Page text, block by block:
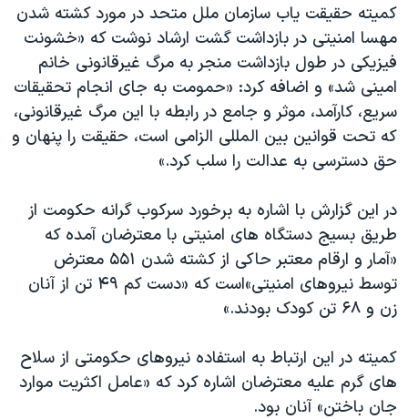
کمیته حقیقت یاب سازمان ملل متحد در مورد کشته شدن
مهسا امنیتی در بازداشت گشت ارشاد نوشت که «خشونت
فیزیکی در طول بازداشت منجر به مرگ غیرقانونی خانم
امینی شد» و اضافه کرد: «حمومت به جای انجام تحقیقات
سریع، کارآمد، موثر و جامع در رابطه با این مرگ غیرقانونی،
که تحت قوانین بین المللی الزامی است، حقیقت را پنهان و
حق دسترسی به عدالت را سلب کرد.»
در این گزارش با اشاره به برخورد سرکوب گرانه حکومت از
طریق بسیج دستگاه های امنیتی با معترضان آمده که
«آمار و ارقام معتبر حاکی از کشته شدن ۵۵۱ معترض
توسط نیروهای امنیتی»‌است که «دست کم ۴۹ تن از آنان
زن و ۶۸ تن کودک بودند.»
کمیته در این ارتباط به استفاده نیروهای حکومتی از سلاح
های گرم علیه معترضان اشاره کرد که «عامل اکثریت موارد
جان باختن» آنان بود.